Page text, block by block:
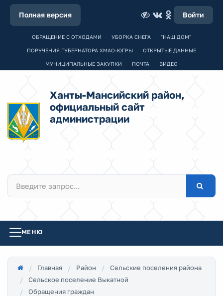
Полная версия Войти
ОБРАЩЕНИЕ С ОТХОДАМИ УБОРКА СНЕГА "НАШ ДОМ"
ПОРУЧЕНИЯ ГУБЕРНАТОРА ХМАО-ЮГРЫ ОТКРЫТЫЕ ДАННЫЕ
МУНИЦИПАЛЬНЫЕ ЗАКУПКИ ПОЧТА ВИДЕО
Ханты-Мансийский район,
официальный сайт
администрации
МЕНЮ
Главная Район
Сельские поселения района
Сельское поселение Выкатной
Обращения граждан